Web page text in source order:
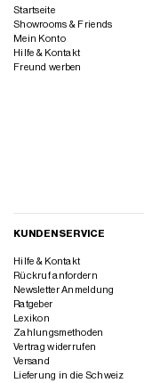
Startseite
Showrooms & Friends
Mein Konto
Hilfe & Kontakt
Freund werben
KUNDENSERVICE
Hilfe & Kontakt
Rückruf anfordern
Newsletter Anmeldung
Ratgeber
Lexikon
Zahlungsmethoden
Vertrag widerrufen
Versand
Lieferung in die Schweiz